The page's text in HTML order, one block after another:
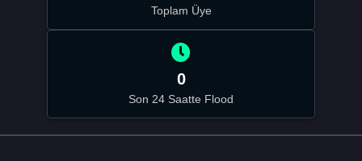
Toplam Üye
0
Son 24 Saatte Flood